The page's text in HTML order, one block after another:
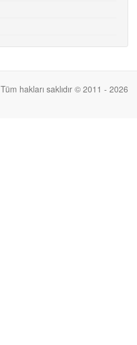
Tüm hakları saklıdır © 2011 - 2026